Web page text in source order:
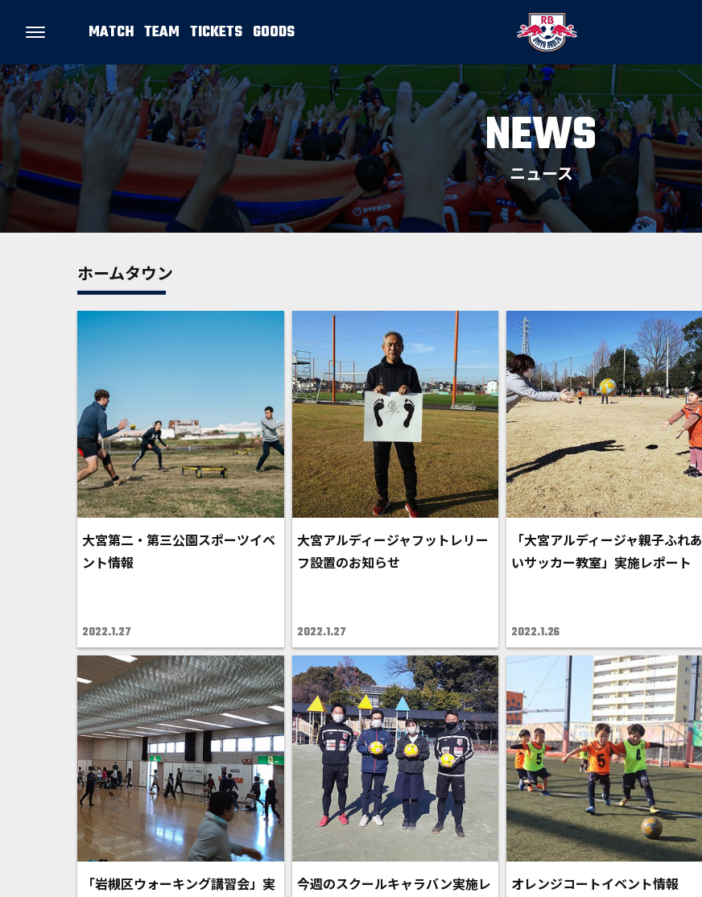
MATCH TEAM TICKETS GOODS
NEWS
ニュース
ホームタウン
大宮第二・第三公園スポーツイベ
ント情報
2022.1.27
大宮アルディージャフットレリー
フ設置のお知らせ
2022.1.27
「大宮アルディージャ親子ふれあ
いサッカー教室」実施レポート
2022.1.26
「岩槻区ウォーキング講習会」実
今週のスクールキャラバン実施レ
オレンジコートイベント情報